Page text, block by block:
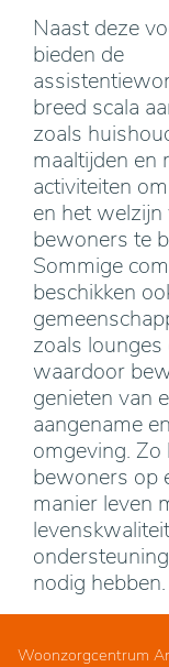
Naast deze
bieden de
breed scala
zoals
maaltijden en
activiteiten
en het welzijn
bewoners te
Sommige
beschikken
zoals lounges
waardoor
genieten van
aangename
omgeving. Zo
bewoners op
manier leven
nodig hebben.
Woonzorgcentrum